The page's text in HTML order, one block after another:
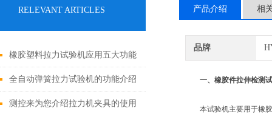
RELEVANT ARTICLES
橡胶塑料拉力试验机应用五大功能
特点，你都知道吗？
全自动弹簧拉力试验机的功能介绍
测控来为您介绍拉力机夹具的使用
产品介绍 相
品牌
一、橡胶件拉伸检测
本试验机主要用于橡胶,